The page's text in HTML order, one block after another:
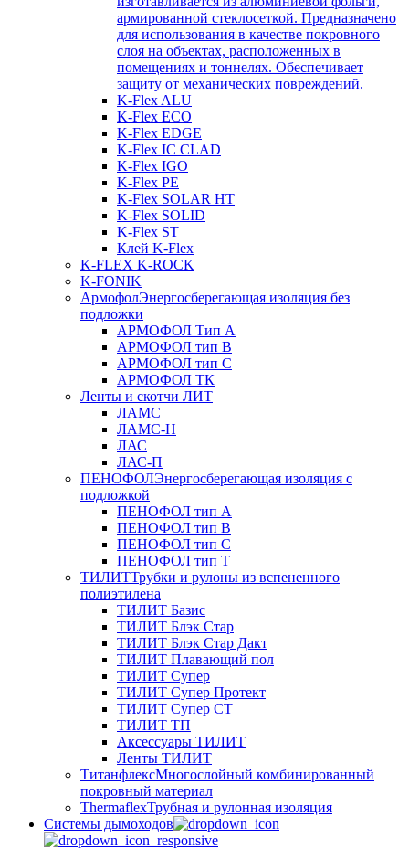
армированной стеклосеткой. Предназначено
для использования в качестве покровного
слоя на объектах, расположенных в
помещениях и тоннелях. Обеспечивает
защиту от механических повреждений.
K-Flex ALU
K-Flex ECO
K-Flex EDGE
K-Flex IC CLAD
K-Flex IGO
K-Flex PE
K-Flex SOLAR HT
K-Flex SOLID
K-Flex ST
Клей K-Flex
K-FLEX K-ROCK
K-FONIK
АрмофолЭнергосберегающая изоляция без
подложки
АРМОФОЛ Тип А
АРМОФОЛ тип В
АРМОФОЛ тип C
АРМОФОЛ ТК
Ленты и скотчи ЛИТ
ЛАМС
ЛАМС-Н
ЛАС
ЛАС-П
ПЕНОФОЛЭнергосберегающая изоляция с
подложкой
ПЕНОФОЛ тип А
ПЕНОФОЛ тип B
ПЕНОФОЛ тип C
ПЕНОФОЛ тип T
ТИЛИТТрубки и рулоны из вспененного
полиэтилена
ТИЛИТ Базис
ТИЛИТ Блэк Стар
ТИЛИТ Блэк Стар Дакт
ТИЛИТ Плавающий пол
ТИЛИТ Супер
ТИЛИТ Супер Протект
ТИЛИТ Супер СТ
ТИЛИТ ТП
Аксессуары ТИЛИТ
Ленты ТИЛИТ
ТитанфлексМногослойный комбинированный
покровный материал
ThermaflexТрубная и рулонная изоляция
Cистемы дымоходов